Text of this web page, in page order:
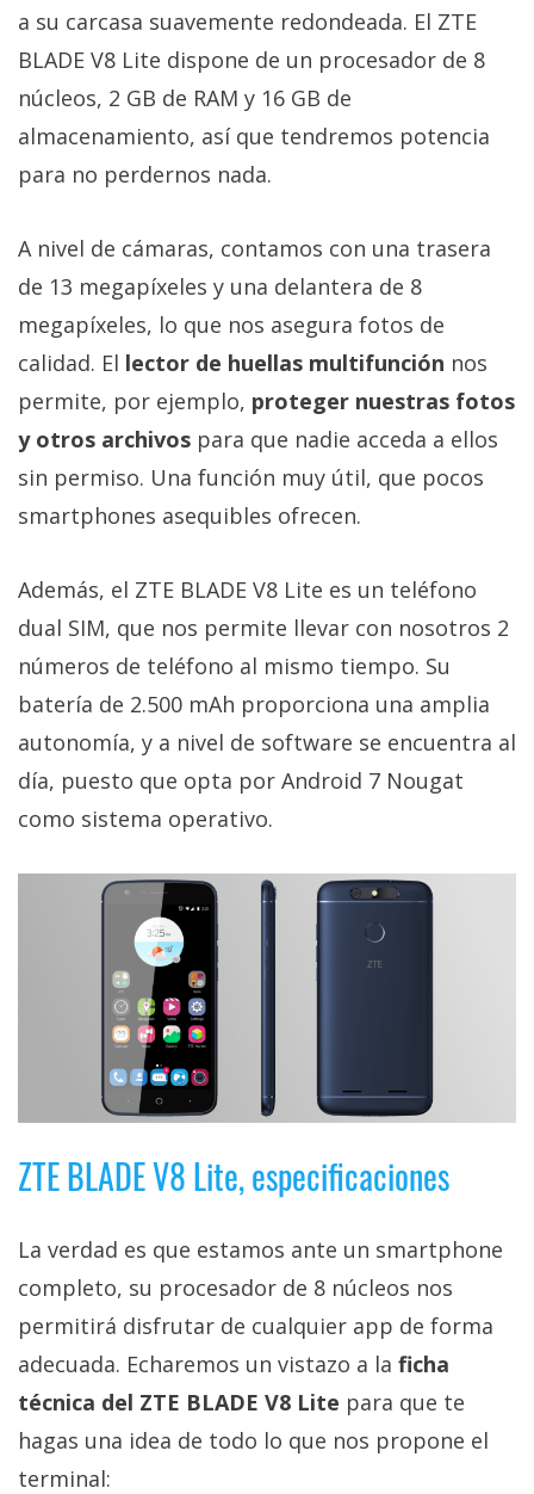
Publicidad
/
Cambiar
opciones
privacidad
Aviso
Legal
comunicación
digital donde
encontrarás
todas las
noticias sobre
tecnología,
móviles,
ordenadores,
videojuegos,
comparativas,
trucos y
tutoriales.
El Grupo
Informático
(CC) 2006-
2026.Algunos
derechos
reservados.
a su carcasa suavemente redondeada. El ZTE
BLADE V8 Lite dispone de un procesador de 8
núcleos, 2 GB de RAM y 16 GB de
almacenamiento, así que tendremos potencia
para no perdernos nada.
A nivel de cámaras, contamos con una trasera
de 13 megapíxeles y una delantera de 8
megapíxeles, lo que nos asegura fotos de
calidad. El lector de huellas multifunción nos
permite, por ejemplo, proteger nuestras fotos
y otros archivos para que nadie acceda a ellos
sin permiso. Una función muy útil, que pocos
smartphones asequibles ofrecen.
Además, el ZTE BLADE V8 Lite es un teléfono
dual SIM, que nos permite llevar con nosotros 2
números de teléfono al mismo tiempo. Su
batería de 2.500 mAh proporciona una amplia
autonomía, y a nivel de software se encuentra al
día, puesto que opta por Android 7 Nougat
como sistema operativo.
ZTE BLADE V8 Lite, especificaciones
La verdad es que estamos ante un smartphone
completo, su procesador de 8 núcleos nos
permitirá disfrutar de cualquier app de forma
adecuada. Echaremos un vistazo a la ficha
técnica del ZTE BLADE V8 Lite para que te
hagas una idea de todo lo que nos propone el
terminal: